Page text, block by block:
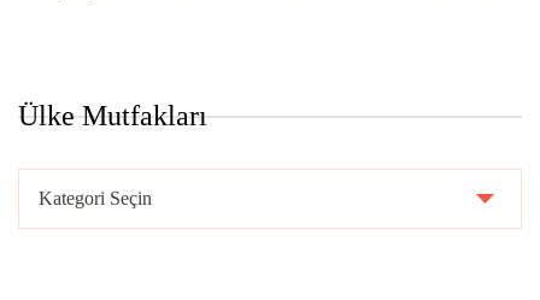
Ülke Mutfakları